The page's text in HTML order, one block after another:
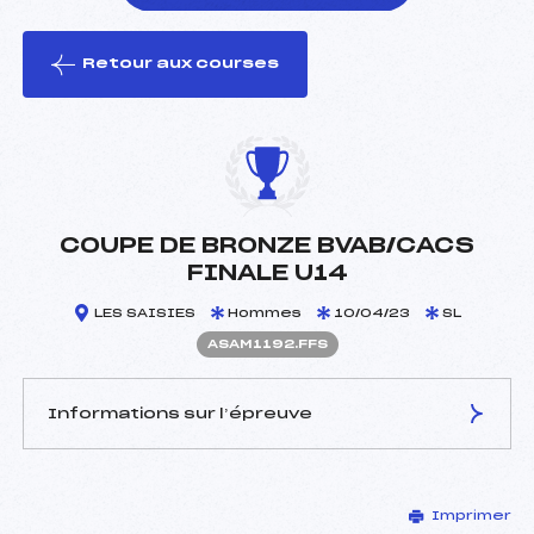
le ski
Retour aux courses
COUPE DE BRONZE BVAB/CACS
FINALE U14
LES SAISIES Hommes 10/04/23 SL
ASAM1192.FFS
Informations sur l’épreuve
BLANC NORMAN (SA)
Imprimer